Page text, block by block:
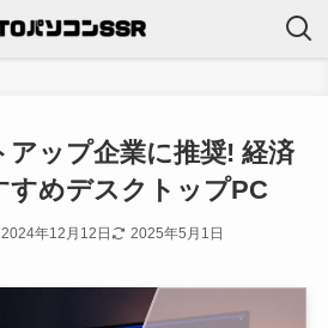
アップ企業に推奨! 経済
すめデスクトップPC
2024年12月12日 2025年5月1日